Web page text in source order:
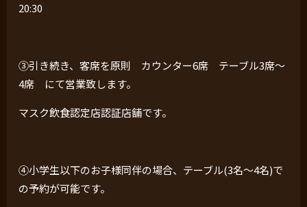
20:30
③引き続き、客席を原則 カウンター6席 テーブル3席〜
4席 にて営業致します。
マスク飲食認定店認証店舗です。
④小学生以下のお子様同伴の場合、テーブル(3名〜4名)で
の予約が可能です。